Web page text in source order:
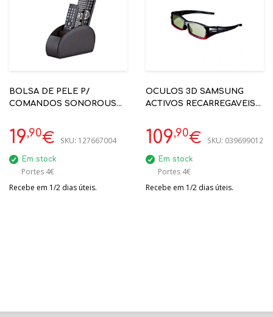
BOLSA DE PELE P/
COMANDOS SONOROUS
19,90€ SKU: 127667004
Em stock
Portes 4€
Recebe em 1/2 dias úteis.
OCULOS 3D SAMSUNG
ACTIVOS RECARREGAVEIS
SERIE C
109,90€ SKU: 039699012
Em stock
Portes 4€
Recebe em 1/2 dias úteis.